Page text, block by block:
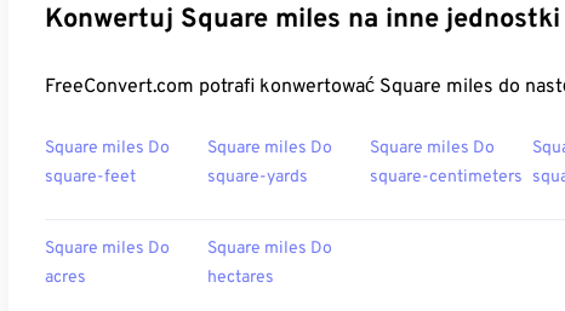
Konwertuj Square miles na inne jednostki
FreeConvert.com potrafi konwertować Square miles do
Square miles Do
square-feet
Square miles Do
square-yards
Square miles Do
square-centimeters
Square miles Do
acres
Square miles Do
hectares